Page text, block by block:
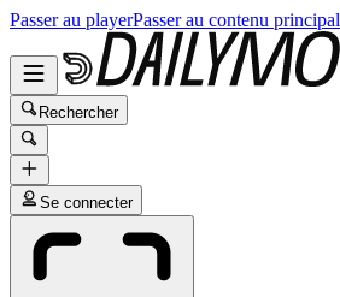
Passer au playerPasser au contenu principal
Rechercher
Se connecter